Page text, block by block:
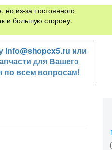
но из-за постоянного
и большую сторону.
info@shopcx5.ru или
для Вашего
по всем вопросам!